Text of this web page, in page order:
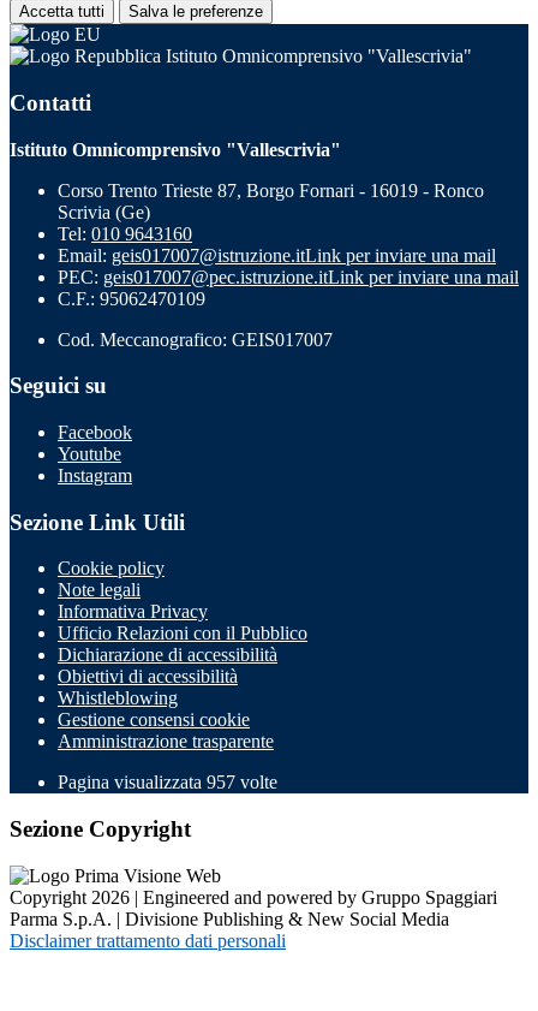
Accetta tutti Salva le preferenze
Istituto Omnicomprensivo "Vallescrivia"
Contatti
Istituto Omnicomprensivo "Vallescrivia"
Corso Trento Trieste 87, Borgo Fornari - 16019 - Ronco
Scrivia (Ge)
Tel: 010 9643160
Email: geis017007@istruzione.itLink per inviare una mail
PEC: geis017007@pec.istruzione.itLink per inviare una mail
C.F.: 95062470109
Cod. Meccanografico: GEIS017007
Seguici su
Facebook
Youtube
Instagram
Sezione Link Utili
Cookie policy
Note legali
Informativa Privacy
Ufficio Relazioni con il Pubblico
Dichiarazione di accessibilità
Obiettivi di accessibilità
Whistleblowing
Gestione consensi cookie
Amministrazione trasparente
Pagina visualizzata 957 volte
Sezione Copyright
Copyright 2026 | Engineered and powered by Gruppo Spaggiari
Parma S.p.A. | Divisione Publishing & New Social Media
Disclaimer trattamento dati personali